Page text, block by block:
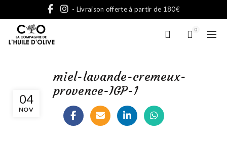
- Livraison offerte à partir de 180€
0
04
NOV
miel-lavande-cremeux-
provence-IGP-1